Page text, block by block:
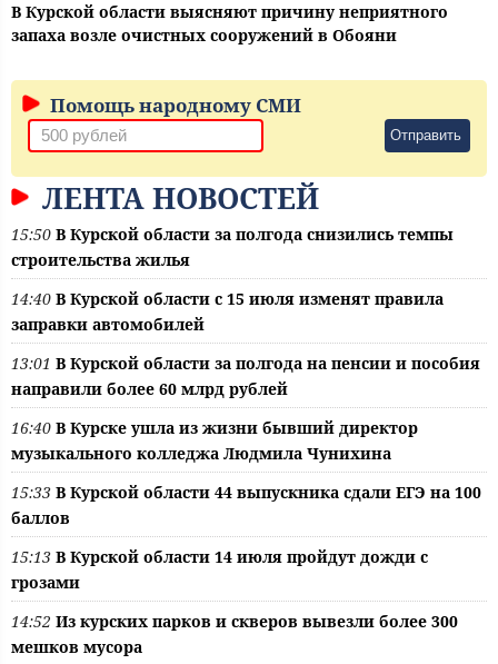
В Курской области выясняют причину неприятного
запаха возле очистных сооружений в Обояни
Помощь народному СМИ
Отправить
ЛЕНТА НОВОСТЕЙ
15:50 В Курской области за полгода снизились темпы
строительства жилья
14:40 В Курской области с 15 июля изменят правила
заправки автомобилей
13:01 В Курской области за полгода на пенсии и пособия
направили более 60 млрд рублей
16:40 В Курске ушла из жизни бывший директор
музыкального колледжа Людмила Чунихина
15:33 В Курской области 44 выпускника сдали ЕГЭ на 100
баллов
15:13 В Курской области 14 июля пройдут дожди с
грозами
14:52 Из курских парков и скверов вывезли более 300
мешков мусора